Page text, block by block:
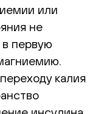
или
не
первую
калия